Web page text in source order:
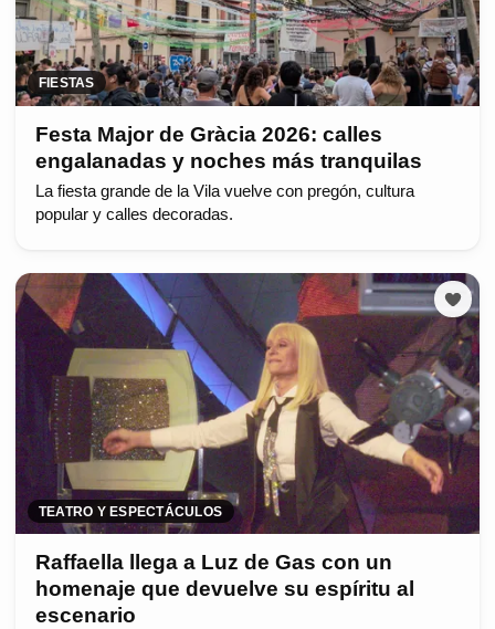
FIESTAS
Festa Major de Gràcia 2026: calles
engalanadas y noches más tranquilas
La fiesta grande de la Vila vuelve con pregón, cultura
popular y calles decoradas.
TEATRO Y ESPECTÁCULOS
Raffaella llega a Luz de Gas con un
homenaje que devuelve su espíritu al
escenario